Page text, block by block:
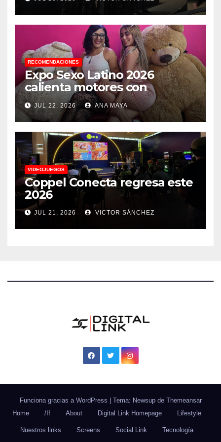
debes saber
RECOMENDACIONES
Expo Sexo Latino 2026
calienta motores con
conferencia de prensa y
anuncia actividades para
todos los gustos
JUL 22, 2026 ANA MAYA
VIDEOJUEGOS
Coppel Conecta regresa este
2026
JUL 21, 2026 VICTOR SÁNCHEZ
Funciona gracias a WordPress | Tema: Newsup de Themeansar
Home
/If About Digital Link Homepage Lifestyle
Nuestros links Screens Social Link Tecnología